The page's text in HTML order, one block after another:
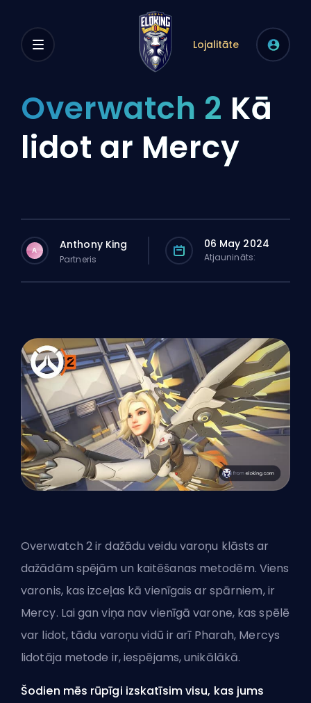
Lojalitāte
Overwatch 2 Kā
lidot ar Mercy
A Anthony King
Partneris
06 May 2024
Atjaunināts:
Overwatch 2 ir dažādu veidu varoņu klāsts ar
dažādām spējām un kaitēšanas metodēm. Viens
varonis, kas izceļas kā vienīgais ar spārniem, ir
Mercy. Lai gan viņa nav vienīgā varone, kas spēlē
var lidot, tādu varoņu vidū ir arī Pharah, Mercys
lidotāja metode ir, iespējams, unikālākā.
Šodien mēs rūpīgi izskatīsim visu, kas jums